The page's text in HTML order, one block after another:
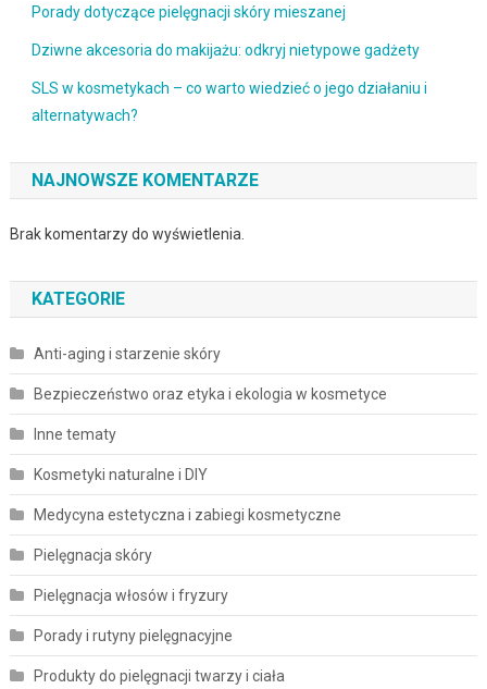
Porady dotyczące pielęgnacji skóry mieszanej
Dziwne akcesoria do makijażu: odkryj nietypowe gadżety
SLS w kosmetykach – co warto wiedzieć o jego działaniu i
alternatywach?
NAJNOWSZE KOMENTARZE
Brak komentarzy do wyświetlenia.
KATEGORIE
Anti-aging i starzenie skóry
Bezpieczeństwo oraz etyka i ekologia w kosmetyce
Inne tematy
Kosmetyki naturalne i DIY
Medycyna estetyczna i zabiegi kosmetyczne
Pielęgnacja skóry
Pielęgnacja włosów i fryzury
Porady i rutyny pielęgnacyjne
Produkty do pielęgnacji twarzy i ciała